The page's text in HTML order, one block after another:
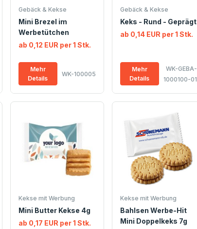
Gebäck & Kekse
Mini Brezel im
Werbetütchen
ab 0,12 EUR per 1 Stk.
Mehr
Details
WK-100005
Gebäck & Kekse
Keks - Rund - Geprägt
ab 0,14 EUR per 1 Stk.
Mehr
Details
WK-GEBA-
1000100-01
Kekse mit Werbung
Mini Butter Kekse 4g
ab 0,17 EUR per 1 Stk.
Kekse mit Werbung
Bahlsen Werbe-Hit
Mini Doppelkeks 7g